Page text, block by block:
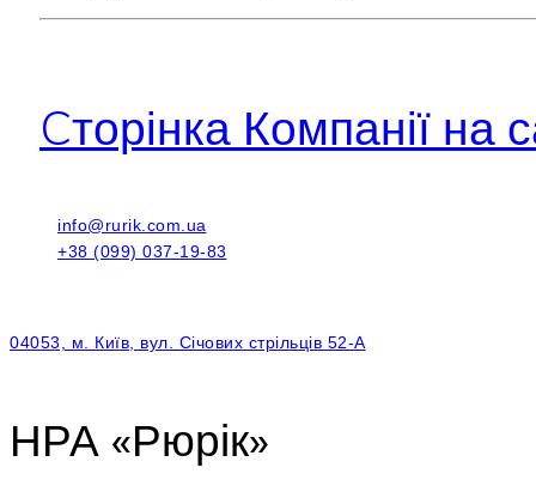
Cторінка Компанії на
info@rurik.com.ua
+38 (099) 037-19-83
04053, м. Київ, вул. Січових стрільців 52-А
НРА «Рюрік»